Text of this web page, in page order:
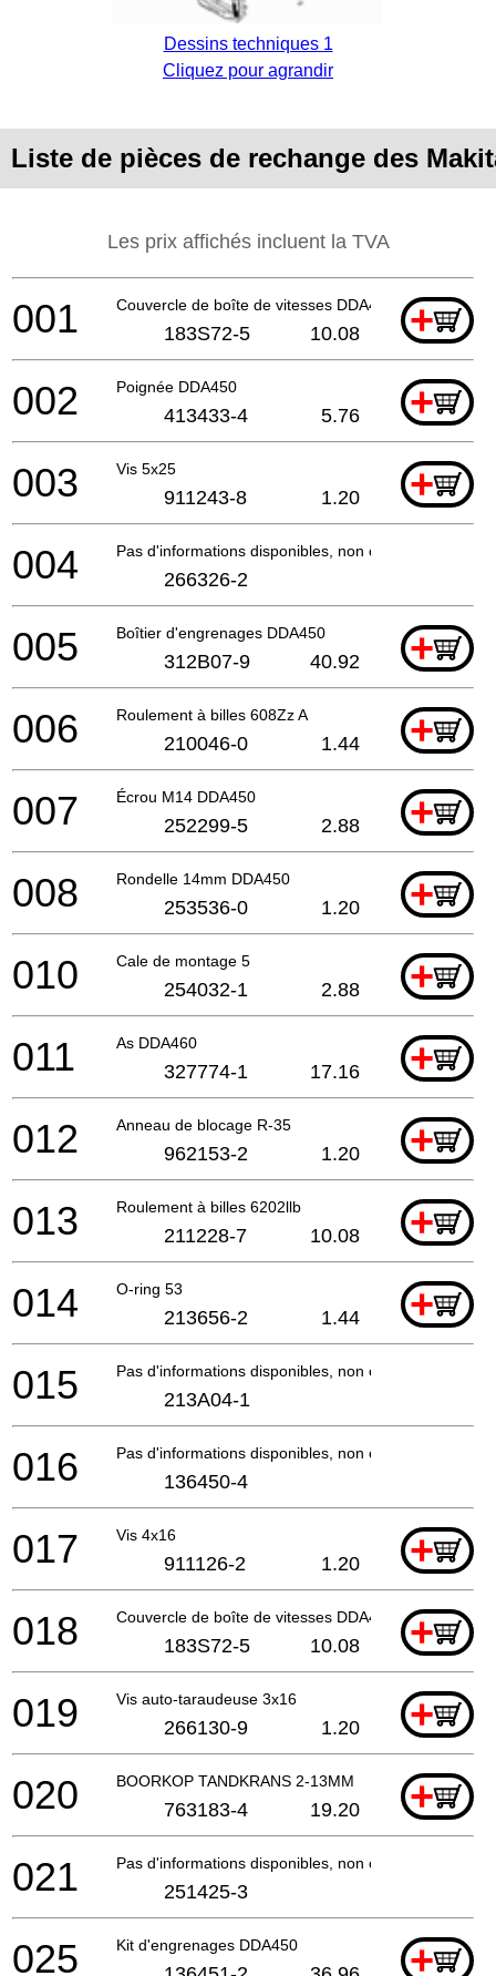
Dessins techniques 1
Cliquez pour agrandir
Liste de pièces de rechange des
Les prix affichés incluent la TVA
Couvercle de boîte de vitesses DDA450 +
001 183S72-5 10.08
Poignée DDA450 +
002 413433-4 5.76
Vis 5x25 +
003 911243-8 1.20
Pas d'informations disponibles, non commandable
004 266326-2
Boîtier d'engrenages DDA450 +
005 312B07-9 40.92
Roulement à billes 608Zz A +
006 210046-0 1.44
Écrou M14 DDA450 +
007 252299-5 2.88
Rondelle 14mm DDA450 +
008 253536-0 1.20
Cale de montage 5 +
010 254032-1 2.88
As DDA460 +
011 327774-1 17.16
Anneau de blocage R-35 +
012 962153-2 1.20
Roulement à billes 6202llb +
013 211228-7 10.08
O-ring 53 +
014 213656-2 1.44
Pas d'informations disponibles, non commandable
015 213A04-1
Pas d'informations disponibles, non commandable
016 136450-4
Vis 4x16 +
017 911126-2 1.20
Couvercle de boîte de vitesses DDA450 +
018 183S72-5 10.08
Vis auto-taraudeuse 3x16 +
019 266130-9 1.20
BOORKOP TANDKRANS 2-13MM +
020 763183-4 19.20
Pas d'informations disponibles, non commandable
021 251425-3
Kit d'engrenages DDA450 +
025